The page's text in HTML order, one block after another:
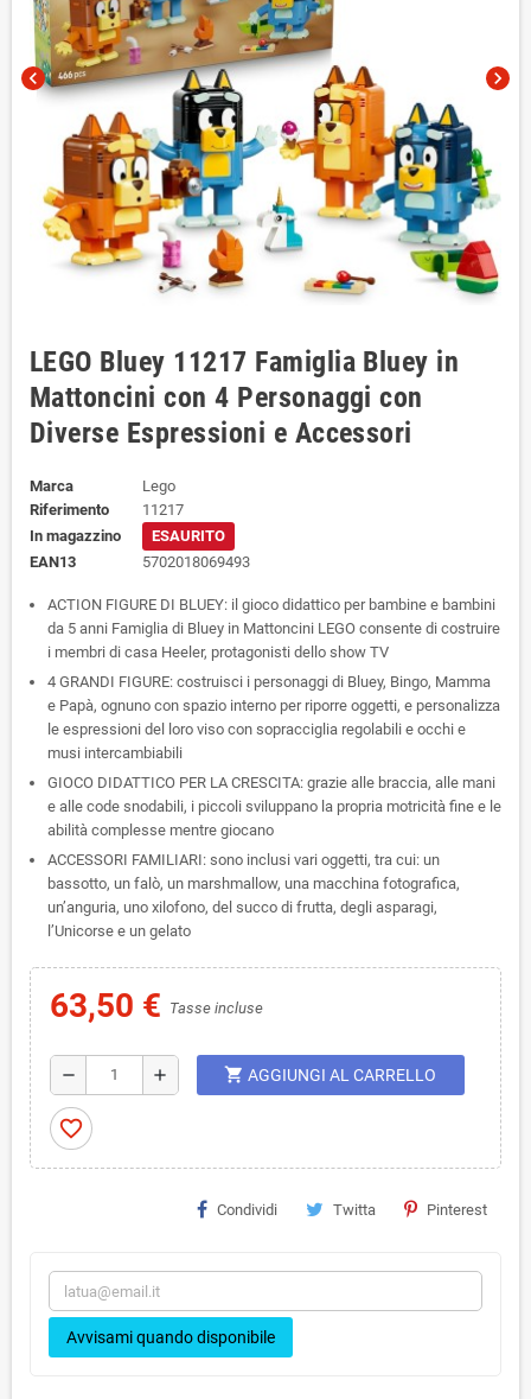
chevron_left chevron_right
LEGO Bluey 11217 Famiglia Bluey in
Mattoncini con 4 Personaggi con
Diverse Espressioni e Accessori
Marca
Lego
Riferimento
11217
In magazzino
ESAURITO
EAN13
5702018069493
ACTION FIGURE DI BLUEY: il gioco didattico per bambine e bambini
da 5 anni Famiglia di Bluey in Mattoncini LEGO consente di costruire
i membri di casa Heeler, protagonisti dello show TV
4 GRANDI FIGURE: costruisci i personaggi di Bluey, Bingo, Mamma
e Papà, ognuno con spazio interno per riporre oggetti, e personalizza
le espressioni del loro viso con sopracciglia regolabili e occhi e
musi intercambiabili
GIOCO DIDATTICO PER LA CRESCITA: grazie alle braccia, alle mani
e alle code snodabili, i piccoli sviluppano la propria motricità fine e le
abilità complesse mentre giocano
ACCESSORI FAMILIARI: sono inclusi vari oggetti, tra cui: un
bassotto, un falò, un marshmallow, una macchina fotografica,
un’anguria, uno xilofono, del succo di frutta, degli asparagi,
l’Unicorse e un gelato
63,50 € Tasse incluse
remove add shopping_cart AGGIUNGI AL CARRELLO
favorite_border
Condividi Twitta Pinterest
Avvisami quando disponibile